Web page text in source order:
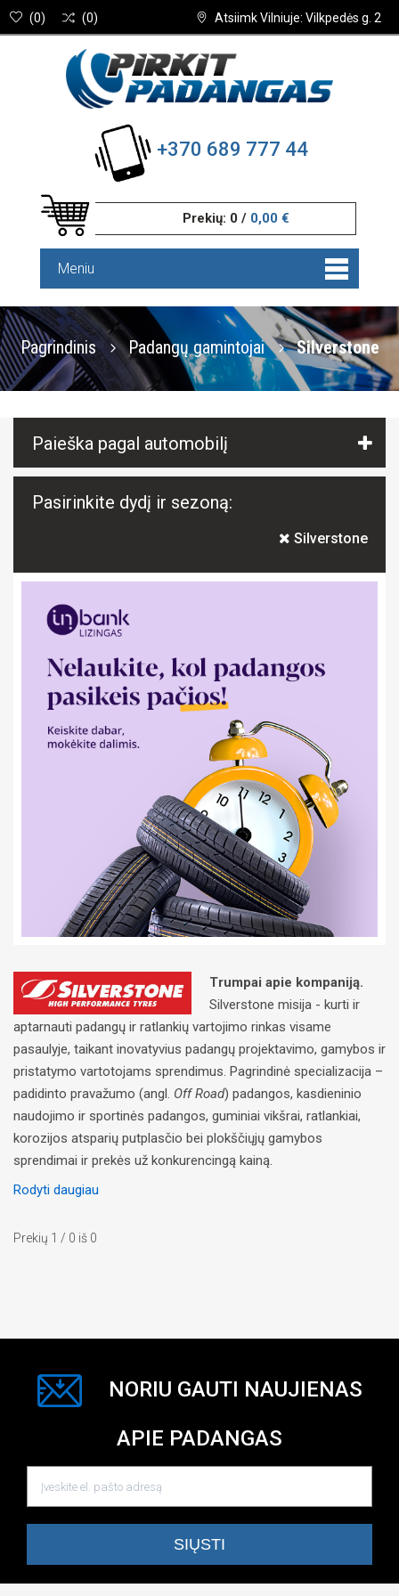
Atsiimk Vilniuje: Vilkpedės g. 2
(0) (0)
+370 689 777 44
Prekių: 0 / 0,00 €
Meniu
Pagrindinis Padangų gamintojai Silverstone
Paieška pagal automobilį
Pasirinkite dydį ir sezoną:
Silverstone
Trumpai apie kompaniją.
Silverstone misija - kurti ir
aptarnauti padangų ir ratlankių vartojimo rinkas visame
pasaulyje, taikant inovatyvius padangų projektavimo, gamybos ir
pristatymo vartotojams sprendimus. Pagrindinė specializacija –
padidinto pravažumo (angl. Off Road) padangos, kasdieninio
naudojimo ir sportinės padangos, guminiai vikšrai, ratlankiai,
korozijos atsparių putplasčio bei plokščiųjų gamybos
sprendimai ir prekės už konkurencingą kainą.
Rodyti daugiau
Prekių 1 / 0 iš 0
NORIU GAUTI NAUJIENAS
APIE PADANGAS